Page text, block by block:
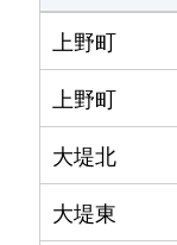
上野町
上野町
大堤北
大堤東